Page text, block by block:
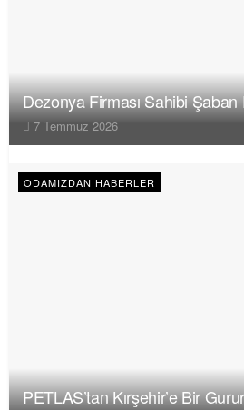
Dezonya Firması Sahibi
7 Temmuz 2026
ODAMIZDAN HABERLER
PETLAS’tan Kırşehir’e Bir